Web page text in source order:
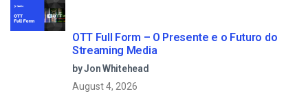
OTT Full Form – O Presente e o Futuro do
Streaming Media
by Jon Whitehead
August 4, 2026